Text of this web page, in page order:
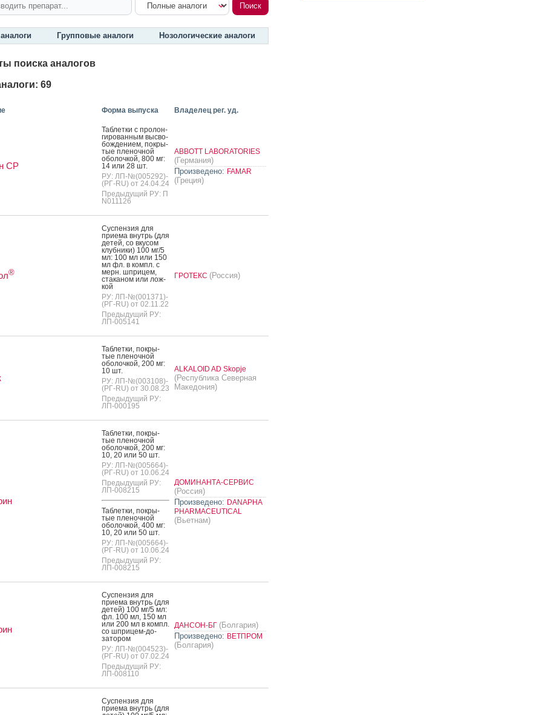
Групповые аналоги Нозологические аналоги
поиска аналогов
69
Форма выпуска Владелец рег. уд.
СР
Таб­летки с про­лон­
ги­рован­ным выс­во­
бож­де­ни­ем, пок­ры­
тые пле­ноч­ной
обо­лоч­кой, 800 мг:
14 или 28 шт.
РУ: ЛП-№(005292)-
(РГ-RU) от 24.04.24
Предыдущий РУ: П
N011126
ABBOTT LABORATORIES
(Германия)
Произведено: FAMAR
(Греция)
®
Сус­пензия для
при­ема внутрь (для
де­тей, со вку­сом
клуб­ни­ки) 100 мг/5
мл: 100 мл или 150
мл фл. в компл. с
мерн. шпри­цем,
ста­каном или лож­
кой
РУ: ЛП-№(001371)-
(РГ-RU) от 02.11.22
Предыдущий РУ:
ЛП-005141
ГРОТЕКС (Россия)
Таб­летки, пок­ры­
тые пле­ноч­ной
обо­лоч­кой, 200 мг:
10 шт.
РУ: ЛП-№(003108)-
(РГ-RU) от 30.08.23
Предыдущий РУ:
ЛП-000195
ALKALOID AD Skopje
(Республика Северная
Македония)
Таб­летки, пок­ры­
тые пле­ноч­ной
обо­лоч­кой, 200 мг:
10, 20 или 50 шт.
РУ: ЛП-№(005664)-
(РГ-RU) от 10.06.24
Предыдущий РУ:
ЛП-008215
Таб­летки, пок­ры­
тые пле­ноч­ной
обо­лоч­кой, 400 мг:
10, 20 или 50 шт.
РУ: ЛП-№(005664)-
(РГ-RU) от 10.06.24
Предыдущий РУ:
ЛП-008215
ДОМИНАНТА-СЕРВИС
(Россия)
Произведено: DANAPHA
PHARMACEUTICAL
(Вьетнам)
Сус­пензия для
при­ема внутрь (для
де­тей) 100 мг/5 мл:
фл. 100 мл, 150 мл
или 200 мл в компл.
со шпри­цем-до­
зато­ром
РУ: ЛП-№(004523)-
(РГ-RU) от 07.02.24
Предыдущий РУ:
ЛП-008110
ДАНСОН-БГ (Болгария)
Произведено: ВЕТПРОМ
(Болгария)
Сус­пензия для
при­ема внутрь (для